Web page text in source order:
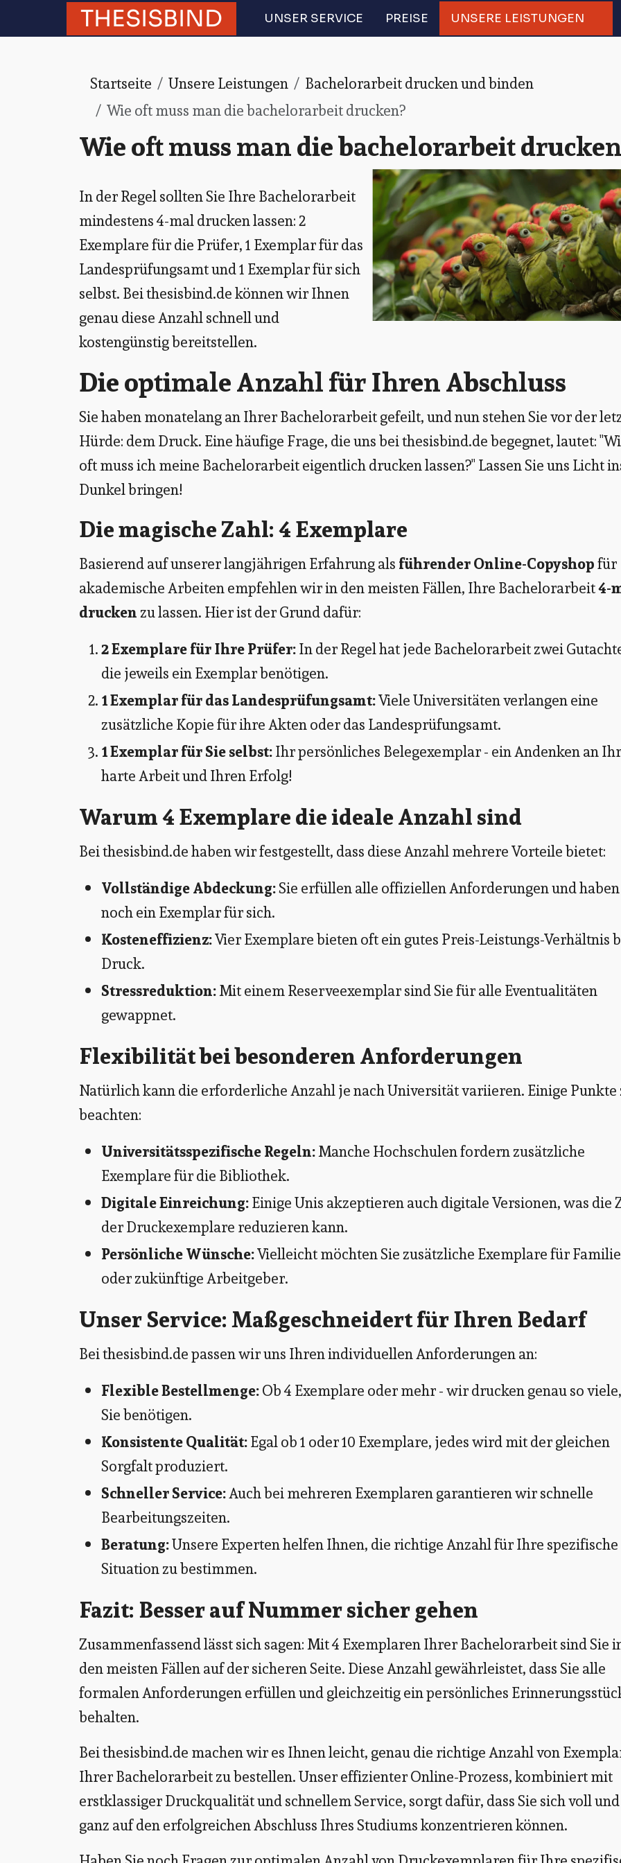
THESISBIND UNSER SERVICE PREISE UNSERE LEISTUNGEN
Startseite Unsere Leistungen
Bachelorarbeit drucken und binden
Wie oft muss man die bachelorarbeit drucken?
Wie oft muss man die bachelorarbeit
In der Regel sollten Sie Ihre Bachelorarbeit
mindestens 4-mal drucken lassen: 2
Exemplare für die Prüfer, 1 Exemplar für das
Landesprüfungsamt und 1 Exemplar für sich
selbst. Bei thesisbind.de können wir Ihnen
genau diese Anzahl schnell und
kostengünstig bereitstellen.
Die optimale Anzahl für Ihren Abschluss
Sie haben monatelang an Ihrer Bachelorarbeit gefeilt, und nun stehen Sie vor der
Hürde: dem Druck. Eine häufige Frage, die uns bei thesisbind.de begegnet, lautet:
oft muss ich meine Bachelorarbeit eigentlich drucken lassen?" Lassen Sie uns Licht
Dunkel bringen!
Die magische Zahl: 4 Exemplare
Basierend auf unserer langjährigen Erfahrung alsführender Online-Copyshopfür
akademische Arbeiten empfehlen wir in den meisten Fällen, Ihre Bachelorarbeit4-
druckenzu lassen. Hier ist der Grund dafür:
2 Exemplare für Ihre Prüfer:In der Regel hat jede Bachelorarbeit zwei
die jeweils ein Exemplar benötigen.
1 Exemplar für das Landesprüfungsamt:Viele Universitäten verlangen eine
zusätzliche Kopie für ihre Akten oder das Landesprüfungsamt.
1 Exemplar für Sie selbst:Ihr persönliches Belegexemplar - ein Andenken an
harte Arbeit und Ihren Erfolg!
Warum 4 Exemplare die ideale Anzahl sind
Bei thesisbind.de haben wir festgestellt, dass diese Anzahl mehrere Vorteile bietet:
Vollständige Abdeckung:Sie erfüllen alle offiziellen Anforderungen und haben
noch ein Exemplar für sich.
Kosteneffizienz:Vier Exemplare bieten oft ein gutes Preis-Leistungs-Verhältnis
Druck.
Stressreduktion:Mit einem Reserveexemplar sind Sie für alle Eventualitäten
gewappnet.
Flexibilität bei besonderen Anforderungen
Natürlich kann die erforderliche Anzahl je nach Universität variieren. Einige Punkte
beachten:
Universitätsspezifische Regeln:Manche Hochschulen fordern zusätzliche
Exemplare für die Bibliothek.
Digitale Einreichung:Einige Unis akzeptieren auch digitale Versionen, was die
der Druckexemplare reduzieren kann.
Persönliche Wünsche:Vielleicht möchten Sie zusätzliche Exemplare für Familie
oder zukünftige Arbeitgeber.
Unser Service: Maßgeschneidert für Ihren Bedarf
Bei thesisbind.de passen wir uns Ihren individuellen Anforderungen an:
Flexible Bestellmenge:Ob 4 Exemplare oder mehr - wir drucken genau so
Sie benötigen.
Konsistente Qualität:Egal ob 1 oder 10 Exemplare, jedes wird mit der gleichen
Sorgfalt produziert.
Schneller Service:Auch bei mehreren Exemplaren garantieren wir schnelle
Bearbeitungszeiten.
Beratung:Unsere Experten helfen Ihnen, die richtige Anzahl für Ihre spezifische
Situation zu bestimmen.
Fazit: Besser auf Nummer sicher gehen
Zusammenfassend lässt sich sagen: Mit 4 Exemplaren Ihrer Bachelorarbeit sind Sie
den meisten Fällen auf der sicheren Seite. Diese Anzahl gewährleistet, dass Sie alle
formalen Anforderungen erfüllen und gleichzeitig ein persönliches
behalten.
Bei thesisbind.de machen wir es Ihnen leicht, genau die richtige Anzahl von
Ihrer Bachelorarbeit zu bestellen. Unser effizienter Online-Prozess, kombiniert mit
erstklassiger Druckqualität und schnellem Service, sorgt dafür, dass Sie sich voll und
ganz auf den erfolgreichen Abschluss Ihres Studiums konzentrieren können.